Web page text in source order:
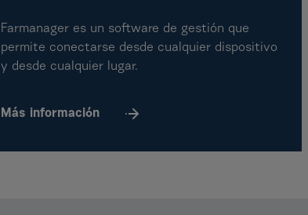
Farmanager es un software de gestión que
permite conectarse desde cualquier dispositivo
y desde cualquier lugar.
Más información